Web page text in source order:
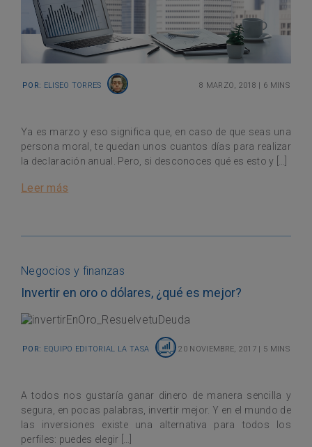
Por: Eliseo Torres 8 marzo, 2018 | 6 mins
Ya es marzo y eso significa que, en caso de que seas una
persona moral, te quedan unos cuantos días para realizar
la declaración anual. Pero, si desconoces qué es esto y […]
Leer más
Negocios y finanzas
Invertir en oro o dólares, ¿qué es mejor?
Por: Equipo Editorial La Tasa 20 noviembre, 2017 | 5 mins
A todos nos gustaría ganar dinero de manera sencilla y
segura, en pocas palabras, invertir mejor. Y en el mundo de
las inversiones existe una alternativa para todos los
perfiles: puedes elegir […]